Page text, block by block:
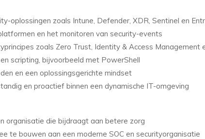
oplossingen zoals Intune, Defender, XDR, Sentinel en
en het monitoren van security-events
zoals Zero Trust, Identity & Access Management
scripting, bijvoorbeeld met PowerShell
en een oplossingsgerichte mindset
en proactief binnen een dynamische IT-omgeving
organisatie die bijdraagt aan betere zorg
te bouwen aan een moderne SOC en securityorganisatie